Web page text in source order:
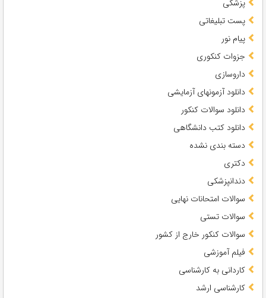
پزشکی
پست تبلیغاتی
پیام نور
جزوات کنکوری
داروسازی
دانلود آزمونهای آزمایشی
دانلود سوالات کنکور
دانلود کتب دانشگاهی
دسته بندی نشده
دکتری
دندانپزشکی
سوالات امتحانات نهایی
سوالات تستی
سوالات کنکور خارج از کشور
فیلم آموزشی
کاردانی به کارشناسی
کارشناسی ارشد